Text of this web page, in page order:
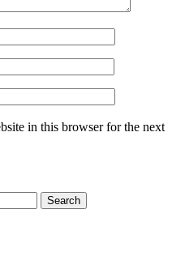
in this browser for the next